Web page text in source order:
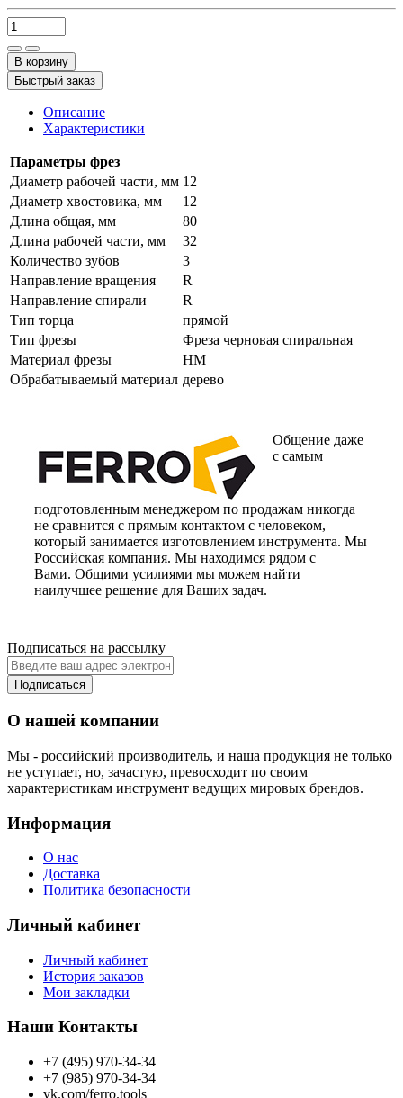
В корзину
Быстрый заказ
Описание
Характеристики
Параметры фрез
Диаметр рабочей части, мм 12
Диаметр хвостовика, мм
12
Длина общая, мм
80
Длина рабочей части, мм
32
Количество зубов
3
Направление вращения
R
Направление спирали
R
Тип торца
прямой
Тип фрезы
Фреза черновая спиральная
Материал фрезы
HM
Обрабатываемый материал дерево
Общение даже
с самым
подготовленным менеджером по продажам никогда
не сравнится с прямым контактом с человеком,
который занимается изготовлением инструмента. Мы
Российская компания. Мы находимся рядом с
Вами. Общими усилиями мы можем найти
наилучшее решение для Ваших задач.
Подписаться на рассылку
Подписаться
О нашей компании
Мы - российский производитель, и наша продукция не только
не уступает, но, зачастую, превосходит по своим
характеристикам инструмент ведущих мировых брендов.
Информация
О нас
Доставка
Политика безопасности
Личный кабинет
Личный кабинет
История заказов
Мои закладки
Наши Контакты
+7 (495) 970-34-34
+7 (985) 970-34-34
vk.com/ferro.tools